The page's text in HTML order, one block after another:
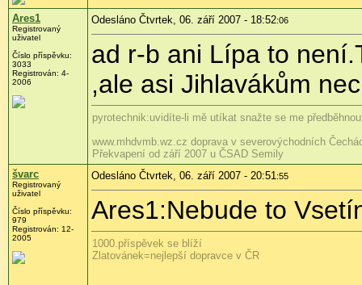
Ares1
Registrovaný
uživatel
Číslo příspěvku:
3033
Registrován: 4-
2006
Odesláno Čtvrtek, 06. září 2007 - 18:52:06
ad r-b ani Lípa to
,ale asi Jihlavákům
pyrotechnik:uvidíte-li mě utíkat snažte se me
www.mhdvmb.wz.cz doprava v severovýchodních
Překvapení od září 2007 u ČSAD Semily
švarc
Registrovaný
uživatel
Číslo příspěvku:
979
Registrován: 12-
2005
Odesláno Čtvrtek, 06. září 2007 - 20:51:55
Ares1:Nebude to
1000.příspěvek se blíží
Zlatovánek=nejlepší dopravce v ČR